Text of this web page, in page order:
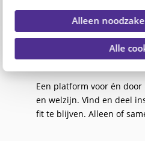
Alleen
Alle
Om professionals in zorg
lanceren PFZW en
website, 100 ideeën om
Een platform voor én
en welzijn. Vind en deel
fit te blijven. Alleen of